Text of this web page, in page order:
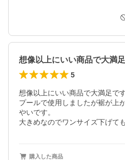
5
想像以上にいい商品で大満足です
プールで使用しましたが裾が上
やいです。
大きめなのでワンサイズ下げて
購入した商品